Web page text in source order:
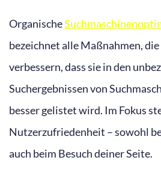
Organische
bezeichnet alle Maßnahmen,
verbessern, dass sie in den
Suchergebnissen von
besser gelistet wird. Im Fokus
Nutzerzufriedenheit – sowohl
auch beim Besuch deiner Seite.